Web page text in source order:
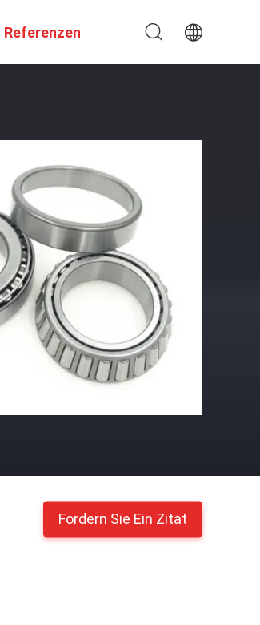
Referenzen
Fordern Sie Ein Zitat